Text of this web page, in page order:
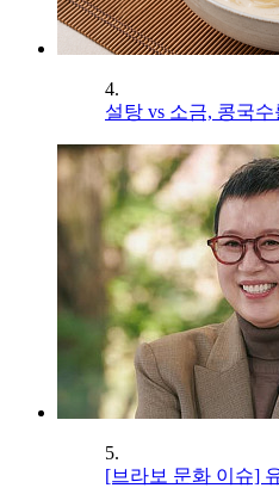
4.
설탕 vs 소금, 콩국
5.
[브라보 문화 이슈]